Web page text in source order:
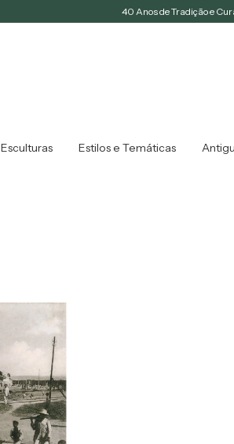
40 Anos de Tradição e
Esculturas Estilos e Temáticas